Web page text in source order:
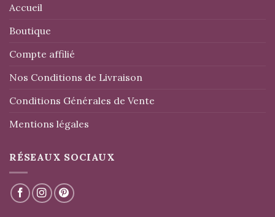
Accueil
Boutique
Compte affilié
Nos Conditions de Livraison
Conditions Générales de Vente
Mentions légales
RÉSEAUX SOCIAUX